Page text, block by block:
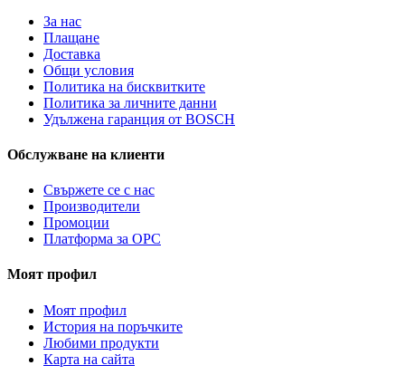
За нас
Плащане
Доставка
Общи условия
Политика на бисквитките
Политика за личните данни
Удължена гаранция от BOSCH
Обслужване на клиенти
Свържете се с нас
Производители
Промоции
Платформа за ОРС
Моят профил
Моят профил
История на поръчките
Любими продукти
Карта на сайта